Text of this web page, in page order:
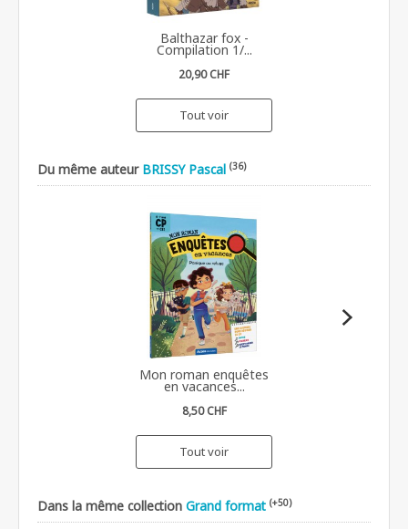
Balthazar fox -
Compilation 1/...
20,90 CHF
Tout voir
Du même auteur BRISSY Pascal (36)
Mon roman enquêtes
en vacances...
8,50 CHF
Tout voir
Dans la même collection Grand format (+50)